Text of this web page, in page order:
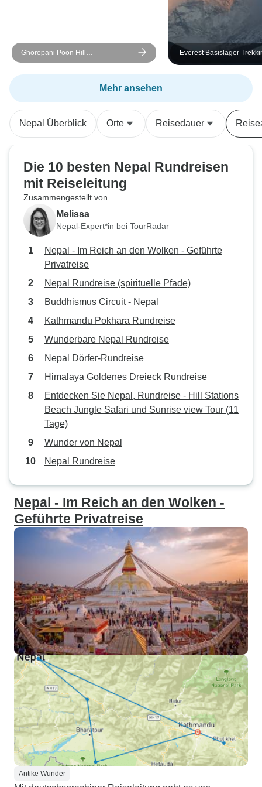
einschalten.
Ghorepani Poon Hill
Sonnenaufgang Trekking Tour
Everest Basislager
Mehr ansehen
Nepal Überblick Orte Reisedauer
Die 10 besten Nepal Rundreisen
mit Reiseleitung
Zusammengestellt von
Melissa
Nepal-Expert*in bei TourRadar
Nepal - Im Reich an den Wolken - Geführte
Privatreise
Nepal Rundreise (spirituelle Pfade)
Buddhismus Circuit - Nepal
Kathmandu Pokhara Rundreise
Wunderbare Nepal Rundreise
Nepal Dörfer-Rundreise
Himalaya Goldenes Dreieck Rundreise
Entdecken Sie Nepal, Rundreise - Hill Stations
Beach Jungle Safari und Sunrise view Tour (11
Tage)
Wunder von Nepal
Nepal Rundreise
Nepal - Im Reich an den Wolken -
Geführte Privatreise
Antike Wunder